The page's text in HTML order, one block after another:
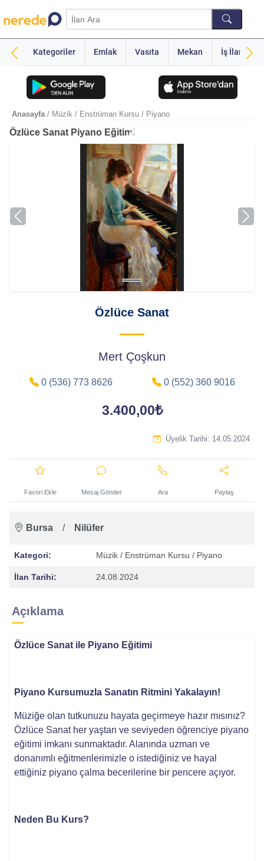
Kategoriler Emlak Vasıta Mekan İş İlanı
Anasayfa / Müzik / Enstrüman Kursu / Piyano
Özlüce Sanat Piyano Eğitimi
Özlüce Sanat
Mert Çoşkun
0 (536) 773 8626 0 (552) 360 9016
3.400,00₺
Üyelik Tarihi: 14.05.2024
Favori Ekle Mesaj Gönder Ara Paylaş
Bursa / Nilüfer
Kategori: Müzik / Enstrüman Kursu / Piyano
İlan Tarihi: 24.08.2024
Açıklama
Özlüce Sanat ile Piyano Eğitimi
Piyano Kursumuzla Sanatın Ritmini Yakalayın!
Müziğe olan tutkunuzu hayata geçirmeye hazır mısınız?
Özlüce Sanat her yaştan ve seviyeden öğrenciye piyano
eğitimi imkanı sunmaktadır. Alanında uzman ve
donanımlı eğitmenlerimizle o istediğiniz ve hayal
ettiğiniz piyano çalma becerilerine bir pencere açıyor.
Neden Bu Kurs?